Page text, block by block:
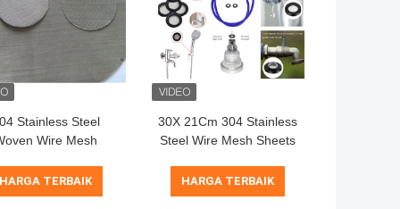
Stainless Steel
Wire Mesh
Untuk Filter
HARGA TERBAIK
30X 21Cm 304 Stainless
Steel Wire Mesh Sheets
Mesh
HARGA TERBAIK